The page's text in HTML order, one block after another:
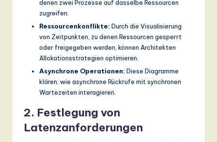
denen zwei Prozesse auf dasselbe Ressourcen
zugreifen.
Ressourcenkonflikte: Durch die Visualisierung
von Zeitpunkten, zu denen Ressourcen gesperrt
oder freigegeben werden, können Architekten
Allokationsstrategien optimieren.
Asynchrone Operationen: Diese Diagramme
klären, wie asynchrone Rückrufe mit synchronen
Wartezeiten interagieren.
2. Festlegung von
Latenzanforderungen